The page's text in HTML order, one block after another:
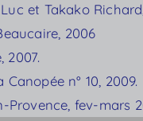
et Takako
2006
2007.
Canopée n° 10, 2009.
fev-mars